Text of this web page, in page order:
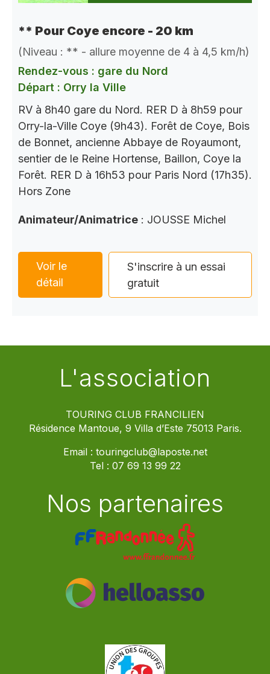
** Pour Coye encore - 20 km
(Niveau : ** - allure moyenne de 4 à 4,5 km/h)
Rendez-vous : gare du Nord
Départ : Orry la Ville
RV à 8h40 gare du Nord. RER D à 8h59 pour
Orry-la-Ville Coye (9h43). Forêt de Coye, Bois
de Bonnet, ancienne Abbaye de Royaumont,
sentier de le Reine Hortense, Baillon, Coye la
Forêt. RER D à 16h53 pour Paris Nord (17h35).
Hors Zone
Animateur/Animatrice : JOUSSE Michel
Voir le
détail
S'inscrire à un essai
gratuit
L'association
TOURING CLUB FRANCILIEN
Résidence Mantoue, 9 Villa d’Este 75013 Paris.
Email : touringclub@laposte.net
Tel : 07 69 13 99 22
Nos partenaires